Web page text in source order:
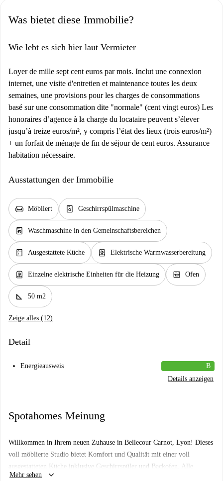
Was bietet diese Immobilie?
Wie lebt es sich hier laut Vermieter
Loyer de mille sept cent euros par mois. Inclut une connexion
internet, une visite d'entretien et maintenance toutes les deux
semaines, une provisions pour les charges de consommations
basé sur une consommation dite "normale" (cent vingt euros) Les
honoraires d’agence à la charge du locataire peuvent s’élever
jusqu’à treize euros/m², y compris l’état des lieux (trois euros/m²)
+ un forfait de ménage de fin de séjour de cent euros. Assurance
habitation nécessaire.
Ausstattungen der Immobilie
chair Möbliert dishwasher_gen Geschirrspülmaschine
local_laundry_service Waschmaschine in den Gemeinschaftsbereichen
kitchen Ausgestattete Küche water_heater Elektrische Warmwasserbereitung
water_heater Einzelne elektrische Einheiten für die Heizung oven_gen Ofen
square_foot 50 m2
Zeige alles (12)
Detail
Energieausweis
B
Details anzeigen
Spotahomes Meinung
Willkommen in Ihrem neuen Zuhause in Bellecour Carnot, Lyon! Dieses
voll möblierte Studio bietet Komfort und Qualität mit einer voll
ausgestatteten Küche inklusive Geschirrspüler und Backofen. Alle
Nebenkosten, inklusive Strom, Wasser, Gas und WLAN, sind in der
Mehr sehen keyboard_arrow_down